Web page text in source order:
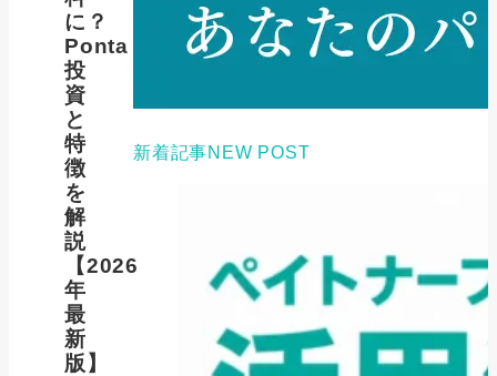
に？
Ponta
投
資
と
特
徴
を
解
説
【2026
年
最
新
版】
新着記事NEW POST